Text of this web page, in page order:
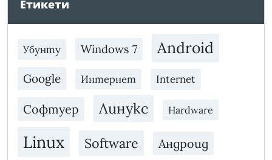
Етикети
Убунту Windows 7 Android
Google Интернет Internet
Софтуер Линукс Hardware
Linux Software Андроид